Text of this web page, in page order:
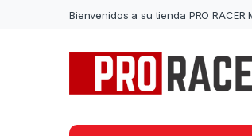
Bienvenidos a su tienda PRO RACER